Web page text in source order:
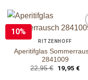
10%
Aperitifglas
2841009
RITZENHOFF
22,95€ 19,95€